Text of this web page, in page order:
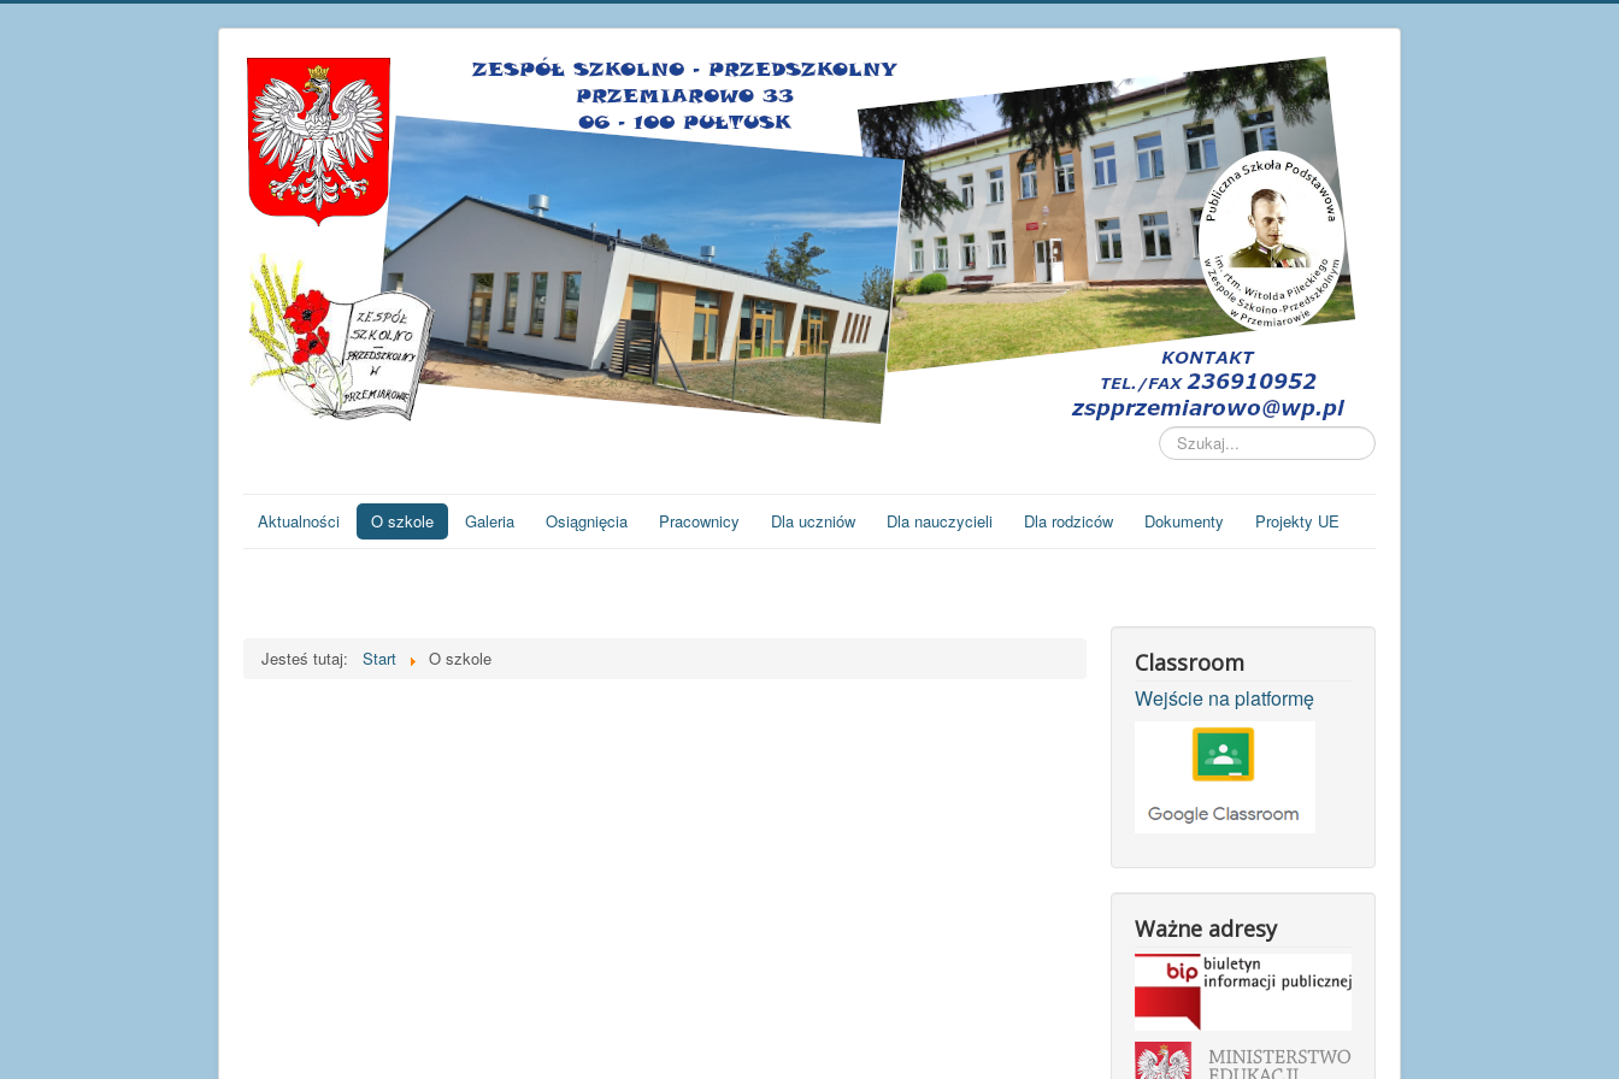
Szukaj...
Aktualności O szkole Galeria Osiągnięcia Pracownicy Dla uczniów Dla nauczycieli Dla rodziców Dokumenty Projekty UE
Jesteś tutaj: Start O szkole Classroom
Wejście na platformę
Ważne adresy